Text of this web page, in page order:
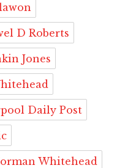
D Roberts
Jones
Daily Post
Whitehead